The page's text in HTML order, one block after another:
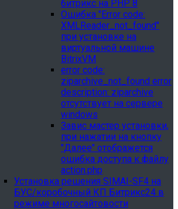
битрикс на PHP 8
Ошибка "Error сode:
XMLReader_not_found"
при установке на
виртуальной машине
BitrixVM
error сode:
ziparchive_not_found error
description: ziparchive
отсутствует на сервере
windows
Завис мастер установки,
при нажатии на кнопку
"Далее" отображется
ошибка доступа к файлу
action.php
Установка решения SIMAI-SF4 на
БУС/коробочный КП Битрикс24 в
режиме многосайтовости